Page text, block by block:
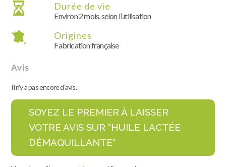
Durée de vie
Environ 2 mois, selon l’utilisation
Origines
Fabrication française
Avis
Il n’y a pas encore d’avis.
SOYEZ LE PREMIER À LAISSER
VOTRE AVIS SUR “HUILE LACTÉE
DÉMAQUILLANTE”